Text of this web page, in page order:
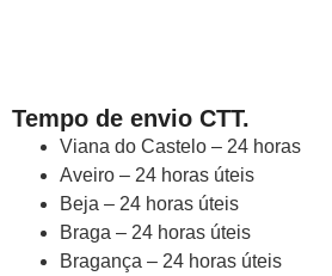
Tempo de envio CTT.
Viana do Castelo – 24 horas
Aveiro – 24 horas úteis
Beja – 24 horas úteis
Braga – 24 horas úteis
Bragança – 24 horas úteis